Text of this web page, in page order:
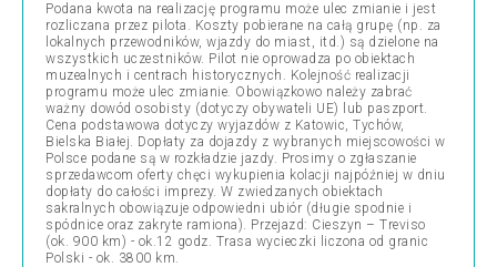
Podana kwota na realizację programu może ulec zmianie i jest
rozliczana przez pilota. Koszty pobierane na całą grupę (np. za
lokalnych przewodników, wjazdy do miast, itd.) są dzielone na
wszystkich uczestników. Pilot nie oprowadza po obiektach
muzealnych i centrach historycznych. Kolejność realizacji
programu może ulec zmianie. Obowiązkowo należy zabrać
ważny dowód osobisty (dotyczy obywateli UE) lub paszport.
Cena podstawowa dotyczy wyjazdów z Katowic, Tychów,
Bielska Białej. Dopłaty za dojazdy z wybranych miejscowości w
Polsce podane są w rozkładzie jazdy. Prosimy o zgłaszanie
sprzedawcom oferty chęci wykupienia kolacji najpóźniej w dniu
dopłaty do całości imprezy. W zwiedzanych obiektach
sakralnych obowiązuje odpowiedni ubiór (długie spodnie i
spódnice oraz zakryte ramiona). Przejazd: Cieszyn – Treviso
(ok. 900 km) - ok.12 godz. Trasa wycieczki liczona od granic
Polski - ok. 3800 km.